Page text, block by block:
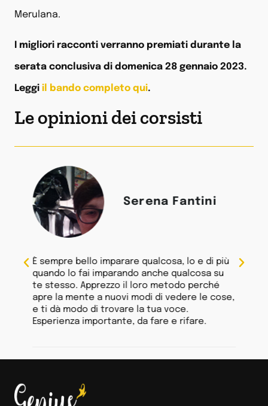
Merulana.
I migliori racconti verranno premiati durante la
serata conclusiva di domenica 28 gennaio 2023.
Leggi il bando completo qui.
Le opinioni dei corsisti
Serena Fantini
È sempre bello imparare qualcosa, lo e di più
quando lo fai imparando anche qualcosa su
te stesso. Apprezzo il loro metodo perché
apre la mente a nuovi modi di vedere le cose,
e ti dà modo di trovare la tua voce.
Esperienza importante, da fare e rifare.